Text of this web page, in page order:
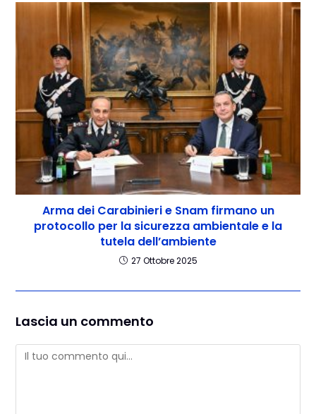
Arma dei Carabinieri e Snam firmano un
protocollo per la sicurezza ambientale e la
tutela dell’ambiente
27 Ottobre 2025
Lascia un commento